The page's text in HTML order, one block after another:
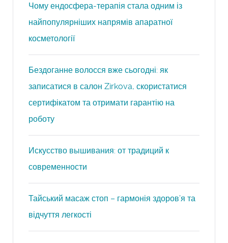
Чому ендосфера-терапія стала одним із
найпопулярніших напрямів апаратної
косметології
Бездоганне волосся вже сьогодні: як
записатися в салон Zirkova, скористатися
сертифікатом та отримати гарантію на
роботу
Искусство вышивания: от традиций к
современности
Тайський масаж стоп – гармонія здоров’я та
відчуття легкості